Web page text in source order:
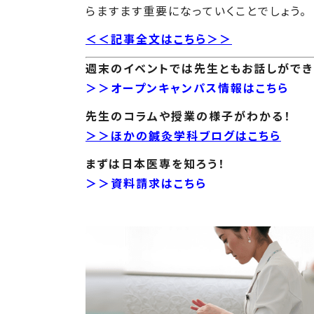
らますます重要になっていくことでしょう。
＜＜記事全文はこちら＞＞
週末のイベントでは先生ともお話しができ
＞＞オープンキャンパス情報はこちら
先生のコラムや授業の様子がわかる！
＞＞ほかの鍼灸学科ブログはこちら
まずは日本医専を知ろう！
＞＞資料請求はこちら